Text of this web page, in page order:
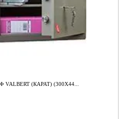
VALBERT (КАРАТ) (300X44...